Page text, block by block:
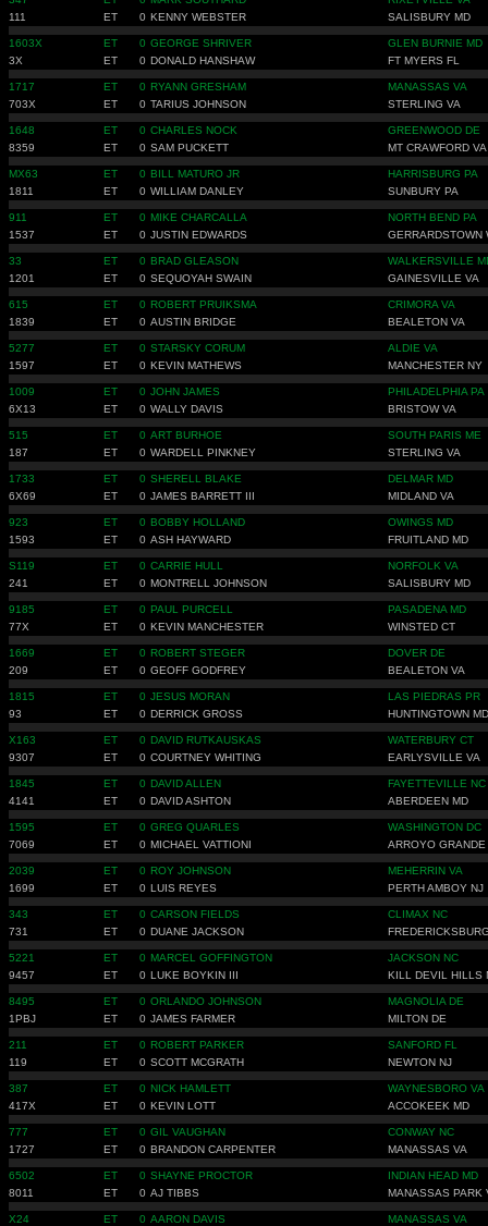
111
ET 0 KENNY WEBSTER SALISBURY MD
1603X ET 0 GEORGE SHRIVER
GLEN BURNIE MD
3X
ET 0 DONALD HANSHAW FT MYERS FL
1717 ET 0 RYANN GRESHAM
MANASSAS VA
703X
ET 0 TARIUS JOHNSON STERLING VA
1648 ET 0 CHARLES NOCK
GREENWOOD DE
8359
ET 0 SAM PUCKETT MT CRAWFORD VA
MX63 ET 0 BILL MATURO JR
HARRISBURG PA
1811
ET 0 WILLIAM DANLEY SUNBURY PA
911 ET 0 MIKE CHARCALLA
NORTH BEND PA
1537
ET 0 JUSTIN EDWARDS GERRARDSTOWN
33 ET 0 BRAD GLEASON
WALKERSVILLE
1201
ET 0 SEQUOYAH SWAIN GAINESVILLE VA
615 ET 0 ROBERT PRUIKSMA
CRIMORA VA
1839
ET 0 AUSTIN BRIDGE BEALETON VA
5277 ET 0 STARSKY CORUM
ALDIE VA
1597
ET 0 KEVIN MATHEWS MANCHESTER NY
1009 ET 0 JOHN JAMES
PHILADELPHIA PA
6X13
ET 0 WALLY DAVIS BRISTOW VA
515 ET 0 ART BURHOE
SOUTH PARIS ME
187
ET 0 WARDELL PINKNEY STERLING VA
1733 ET 0 SHERELL BLAKE
DELMAR MD
6X69
ET 0 JAMES BARRETT III MIDLAND VA
923 ET 0 BOBBY HOLLAND
OWINGS MD
1593
ET 0 ASH HAYWARD FRUITLAND MD
S119 ET 0 CARRIE HULL
NORFOLK VA
241
ET 0 MONTRELL JOHNSON SALISBURY MD
9185 ET 0 PAUL PURCELL
PASADENA MD
77X
ET 0 KEVIN MANCHESTER WINSTED CT
1669 ET 0 ROBERT STEGER
DOVER DE
209
ET 0 GEOFF GODFREY BEALETON VA
1815 ET 0 JESUS MORAN
LAS PIEDRAS PR
93
ET 0 DERRICK GROSS HUNTINGTOWN MD
X163 ET 0 DAVID RUTKAUSKAS
WATERBURY CT
9307
ET 0 COURTNEY WHITING EARLYSVILLE VA
1845 ET 0 DAVID ALLEN
FAYETTEVILLE NC
4141
ET 0 DAVID ASHTON ABERDEEN MD
1595 ET 0 GREG QUARLES
WASHINGTON DC
7069
ET 0 MICHAEL VATTIONI ARROYO GRANDE
2039 ET 0 ROY JOHNSON
MEHERRIN VA
1699
ET 0 LUIS REYES PERTH AMBOY NJ
343 ET 0 CARSON FIELDS
CLIMAX NC
731
ET 0 DUANE JACKSON
5221 ET 0 MARCEL GOFFINGTON
JACKSON NC
9457
ET 0 LUKE BOYKIN III KILL DEVIL HILLS
8495 ET 0 ORLANDO JOHNSON
MAGNOLIA DE
1PBJ
ET 0 JAMES FARMER MILTON DE
211 ET 0 ROBERT PARKER
SANFORD FL
119
ET 0 SCOTT MCGRATH NEWTON NJ
387 ET 0 NICK HAMLETT
WAYNESBORO VA
417X
ET 0 KEVIN LOTT ACCOKEEK MD
777 ET 0 GIL VAUGHAN
CONWAY NC
1727
ET 0 BRANDON CARPENTER MANASSAS VA
6502 ET 0 SHAYNE PROCTOR
INDIAN HEAD MD
8011
ET 0 AJ TIBBS MANASSAS PARK
X24 ET 0 AARON DAVIS
MANASSAS VA